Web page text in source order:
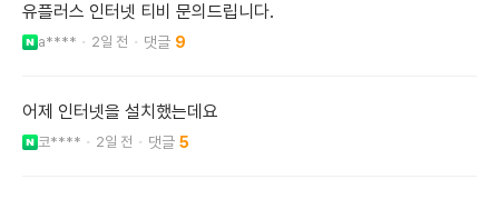
유플러스 인터넷 티비 문의드립니다.
a**** 2일 전 9
어제 인터넷을 설치했는데요
코**** 2일 전 5